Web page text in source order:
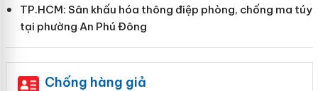
TP.HCM: Sân khấu hóa thông điệp phòng, chống ma túy
tại phường An Phú Đông
Chống hàng giả